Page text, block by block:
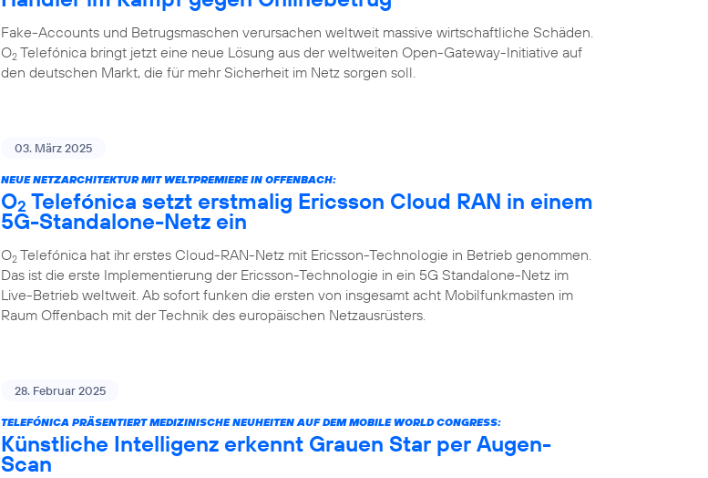
Fake-Accounts und Betrugsmaschen verursachen weltweit massive wirtschaftliche Schäden.
O2 Telefónica bringt jetzt eine neue Lösung aus der weltweiten Open-Gateway-Initiative auf
den deutschen Markt, die für mehr Sicherheit im Netz sorgen soll.
03. März 2025
NEUE NETZARCHITEKTUR MIT WELTPREMIERE IN OFFENBACH:
O2 Telefónica setzt erstmalig Ericsson Cloud RAN in einem
5G-Standalone-Netz ein
O2 Telefónica hat ihr erstes Cloud-RAN-Netz mit Ericsson-Technologie in Betrieb genommen.
Das ist die erste Implementierung der Ericsson-Technologie in ein 5G Standalone-Netz im
Live-Betrieb weltweit. Ab sofort funken die ersten von insgesamt acht Mobilfunkmasten im
Raum Offenbach mit der Technik des europäischen Netzausrüsters.
28. Februar 2025
TELEFÓNICA PRÄSENTIERT MEDIZINISCHE NEUHEITEN AUF DEM MOBILE WORLD CONGRESS:
Künstliche Intelligenz erkennt Grauen Star per Augen-
Scan